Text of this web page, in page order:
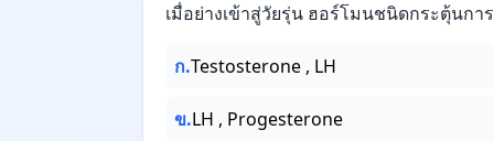
เมื่อย่างเข้าสู่วัยรุ่น ฮอร์โมนชนิดกระตุ้นก
ก.Testosterone , LH
ข.LH , Progesterone